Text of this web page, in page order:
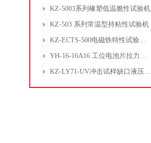
KZ-5003系列橡塑低温脆性试验机
KZ-503 系列常温型持粘性试验机
KZ-ECTS-500电磁铁特性试验系统
YH-16-16A16 工位电池片拉力试验机
KZ-LY71-UV冲击试样缺口液压拉床